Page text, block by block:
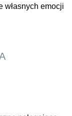
własnych emocji